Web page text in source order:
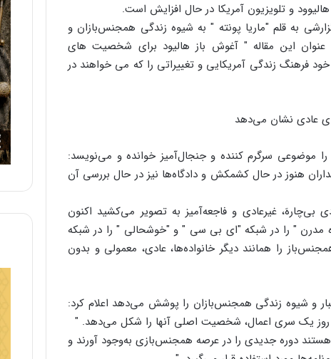
و تلویزیون آمریکا در حال افزایش است.
به قلم "ماریا پونته " به شیوه زندگی همجنس‌بازان و
این مقاله " آغوش باز هالیود برای شخصیت های
فرهنگ زندگی آمریکایی و تغییراتی را که می خواهند در
عادی نشان می‌دهد
موضوعی سرگرم کننده و جنجال‌آمیز خوانده و می‌نویسد:
هنوز در حال کشمکش و دادگاه‌ها نیز در حال بررسی آن
غیرعادی و فاجعه‌آمیز به تصویر می‌کشید اکنون
مدرن " را در شبکه "ای بی سی " و "خوشحالی " را در شبکه
را همانند دیگر خانواده‌ها، عادی، معمولی و بدون
و شیوه زندگی همجنس‌بازان را پوشش می‌دهد اعلام کرد:
روز یک سری اعمال، شخصیت‌ اصلی آنها را شکل می‌دهد. "
هستند دوره‌ جدیدی را در عرصه همجنس‌بازی به‌وجود آورند و